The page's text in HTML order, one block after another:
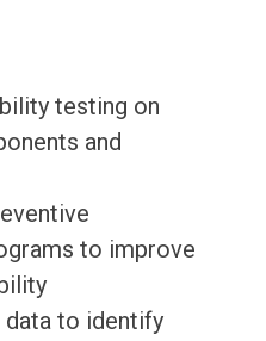
testing on
and
to improve
data to identify